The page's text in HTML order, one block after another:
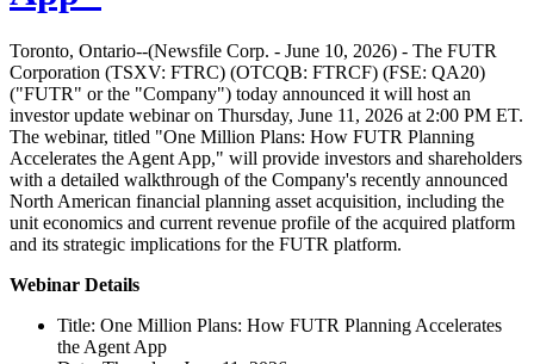
Toronto, Ontario--(Newsfile Corp. - June 10, 2026) - The FUTR
Corporation (TSXV: FTRC) (OTCQB: FTRCF) (FSE: QA20)
("FUTR" or the "Company") today announced it will host an
investor update webinar on Thursday, June 11, 2026 at 2:00 PM ET.
The webinar, titled "One Million Plans: How FUTR Planning
Accelerates the Agent App," will provide investors and shareholders
with a detailed walkthrough of the Company's recently announced
North American financial planning asset acquisition, including the
unit economics and current revenue profile of the acquired platform
and its strategic implications for the FUTR platform.
Webinar Details
Title: One Million Plans: How FUTR Planning Accelerates
the Agent App